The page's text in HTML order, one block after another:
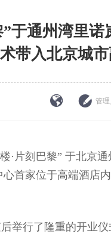
于通州湾里诺
带入北京城市
管理
·片刻巴黎” 于北京
首家位于高端酒店内
举行了隆重的开业